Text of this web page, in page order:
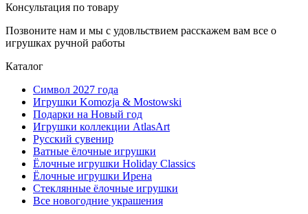
Консультация по товару
Позвоните нам и мы с удовльствием расскажем вам все о
игрушках ручной работы
Каталог
Символ 2027 года
Игрушки Komozja & Mostowski
Подарки на Новый год
Игрушки коллекции AtlasArt
Русский сувенир
Ватные ёлочные игрушки
Ёлочные игрушки Holiday Classics
Ëлочные игрушки Ирена
Стеклянные ёлочные игрушки
Все новогодние украшения